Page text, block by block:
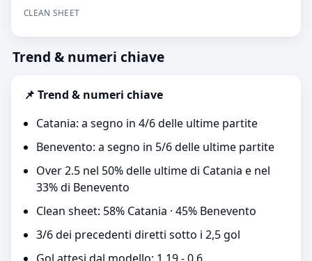
CLEAN SHEET
Trend & numeri chiave
📌 Trend & numeri chiave
Catania: a segno in 4/6 delle ultime partite
Benevento: a segno in 5/6 delle ultime partite
Over 2.5 nel 50% delle ultime di Catania e nel
33% di Benevento
Clean sheet: 58% Catania · 45% Benevento
3/6 dei precedenti diretti sotto i 2,5 gol